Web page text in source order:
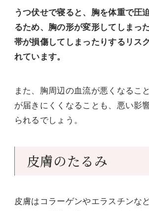
うつ伏せで寝ると、胸を体重で圧
るため、胸の形が変形してしまっ
帯が損傷してしまったりするリス
れています。
また、胸周辺の血流が悪くなるこ
が届きにくくなることも、悪い影
られるでしょう。
皮膚のたるみ
皮膚はコラーゲンやエラスチンな